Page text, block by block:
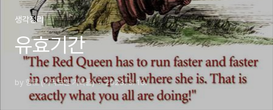
생각정리
유효기간
by 향로 (기억보단 기록을) 2023. 3. 13.